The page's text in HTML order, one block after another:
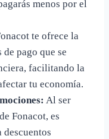
menos por el
te ofrece la
pago que se
facilitando la
tu economía.
Al ser
Fonacot, es
descuentos